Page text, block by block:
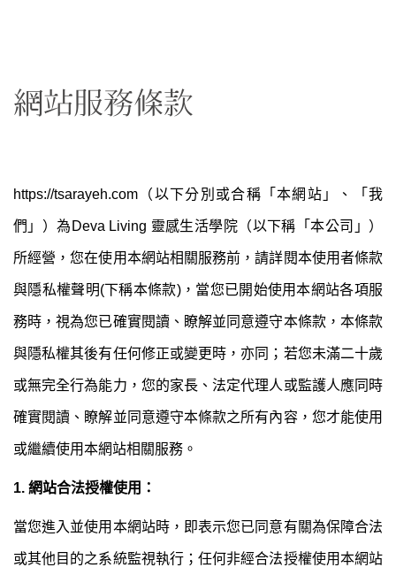
網站服務條款
https://tsarayeh.com（以下分別或合稱「本網站」、「我
們」）為Deva Living 靈感生活學院（以下稱「本公司」）
所經營，您在使用本網站相關服務前，請詳閱本使用者條款
與隱私權聲明(下稱本條款)，當您已開始使用本網站各項服
務時，視為您已確實閱讀、瞭解並同意遵守本條款，本條款
與隱私權其後有任何修正或變更時，亦同；若您未滿二十歲
或無完全行為能力，您的家長、法定代理人或監護人應同時
確實閱讀、瞭解並同意遵守本條款之所有內容，您才能使用
或繼續使用本網站相關服務。
1. 網站合法授權使用：
當您進入並使用本網站時，即表示您已同意有關為保障合法
或其他目的之系統監視執行；任何非經合法授權使用本網站